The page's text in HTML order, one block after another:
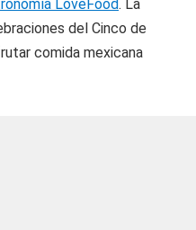
LoveFood. La
del Cinco de
comida mexicana